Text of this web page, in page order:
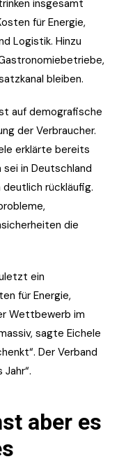
insgesamt
für Energie,
Logistik. Hinzu
bleiben.
auf demografische
der Verbraucher.
erklärte bereits
sei in Deutschland
deutlich rückläufig.
die
ein
für Energie,
Wettbewerb im
sagte Eichele
Der Verband
aber es